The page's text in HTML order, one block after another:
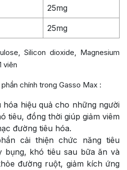
25mg
25mg
Silicon dioxide, Magnesium
viên
chính trong Gasso Max :
hóa hiệu quả cho những người
tiêu, đồng thời giúp giảm viêm
đường tiêu hóa.
cải thiện chức năng tiêu
bụng, khó tiêu sau bữa ăn và
đường ruột, giảm kích ứng